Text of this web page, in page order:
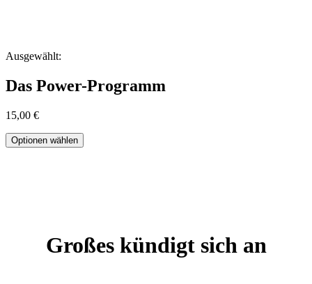
Ausgewählt:
Das Power-Programm
15,00 €
Optionen wählen
Großes kündigt sich an